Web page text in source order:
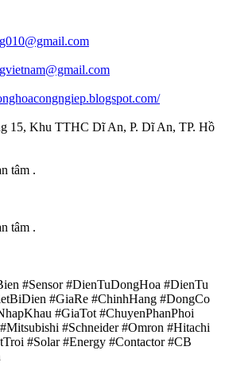
15, Khu TTHC Dĩ An, P. Dĩ An, TP. Hồ
tâm .
tâm .
#Sensor #DienTuDongHoa #DienTu
#GiaRe #ChinhHang #DongCo
#GiaTot #ChuyenPhanPhoi
#Schneider #Omron #Hitachi
#Solar #Energy #Contactor #CB